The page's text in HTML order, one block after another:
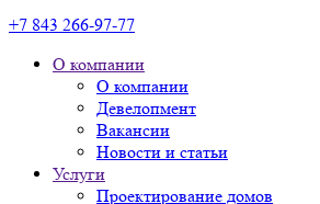
+7 843 266-97-77
О компании
О компании
Девелопмент
Вакансии
Новости и статьи
Услуги
Проектирование домов